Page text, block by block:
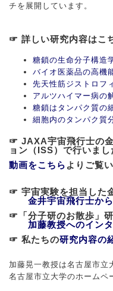
チを展開しています。
☞ 詳しい研究内容はこ
糖鎖の生命分子構造
バイオ医薬品の高機
先天性筋ジストロフ
アルツハイマー病の
糖鎖はタンパク質の
細胞内のタンパク質
☞ JAXA宇宙飛行士の
ョン（ISS）で行いまし
動画をこちら よりご覧
☞ 宇宙実験を担当した
金井宇宙飛行士か
☞「分子研のお散歩
加藤教授へのイン
☞ 私たちの研究内容の
加藤晃一教授は名古屋市立
名古屋市立大学のホームペ